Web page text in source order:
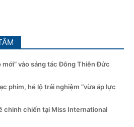
mới” vào sáng tác Đông Thiên Đức
phim, hé lộ trải nghiệm “vừa áp lực
chinh chiến tại Miss International